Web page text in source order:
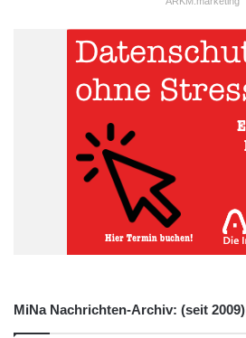
MiNa Nachrichten-Archiv: (seit 2009)